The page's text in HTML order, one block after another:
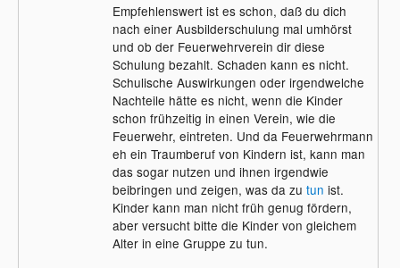
Empfehlenswert ist es schon, daß du dich
nach einer Ausbilderschulung mal umhörst
und ob der Feuerwehrverein dir diese
Schulung bezahlt. Schaden kann es nicht.
Schulische Auswirkungen oder irgendwelche
Nachteile hätte es nicht, wenn die Kinder
schon frühzeitig in einen Verein, wie die
Feuerwehr, eintreten. Und da Feuerwehrmann
eh ein Traumberuf von Kindern ist, kann man
das sogar nutzen und ihnen irgendwie
beibringen und zeigen, was da zu tun ist.
Kinder kann man nicht früh genug fördern,
aber versucht bitte die Kinder von gleichem
Alter in eine Gruppe zu tun.